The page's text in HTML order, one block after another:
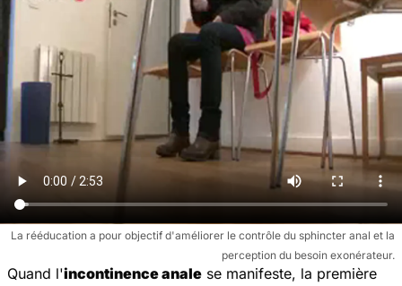
La rééducation a pour objectif d'améliorer le contrôle du sphincter anal et la
perception du besoin exonérateur.
Quand l'incontinence anale se manifeste, la première